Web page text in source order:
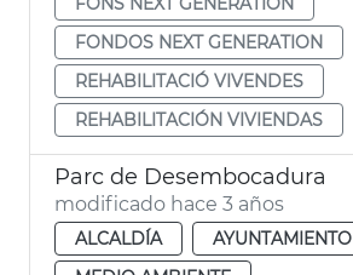
FONDOS NEXT GENERATION
REHABILITACIÓ VIVENDES
REHABILITACIÓN VIVIENDAS
Parc de Desembocadura
modificado hace 3 años
ALCALDÍA
AYUNTAMIENTO